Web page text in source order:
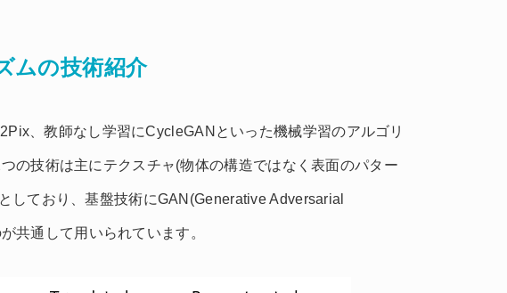
ムの技術紹介
、教師なし学習にCycleGANといった機械学習のアルゴリ
の技術は主にテクスチャ(物体の構造ではなく表面のパター
しており、基盤技術にGAN(Generative Adversarial
共通して用いられています。